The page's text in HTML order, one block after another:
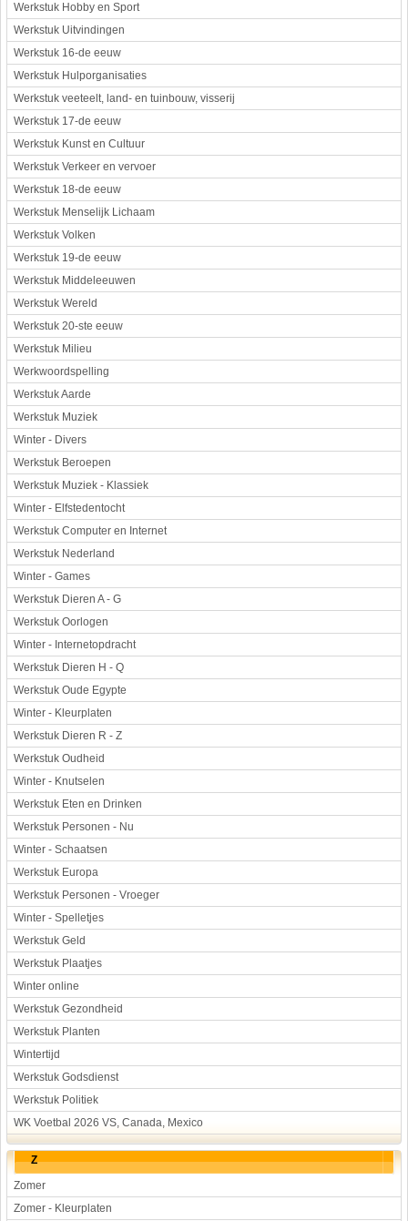
Werkstuk Hobby en Sport
Werkstuk Uitvindingen
Werkstuk 16-de eeuw
Werkstuk Hulporganisaties
Werkstuk veeteelt, land- en tuinbouw, visserij
Werkstuk 17-de eeuw
Werkstuk Kunst en Cultuur
Werkstuk Verkeer en vervoer
Werkstuk 18-de eeuw
Werkstuk Menselijk Lichaam
Werkstuk Volken
Werkstuk 19-de eeuw
Werkstuk Middeleeuwen
Werkstuk Wereld
Werkstuk 20-ste eeuw
Werkstuk Milieu
Werkwoordspelling
Werkstuk Aarde
Werkstuk Muziek
Winter - Divers
Werkstuk Beroepen
Werkstuk Muziek - Klassiek
Winter - Elfstedentocht
Werkstuk Computer en Internet
Werkstuk Nederland
Winter - Games
Werkstuk Dieren A - G
Werkstuk Oorlogen
Winter - Internetopdracht
Werkstuk Dieren H - Q
Werkstuk Oude Egypte
Winter - Kleurplaten
Werkstuk Dieren R - Z
Werkstuk Oudheid
Winter - Knutselen
Werkstuk Eten en Drinken
Werkstuk Personen - Nu
Winter - Schaatsen
Werkstuk Europa
Werkstuk Personen - Vroeger
Winter - Spelletjes
Werkstuk Geld
Werkstuk Plaatjes
Winter online
Werkstuk Gezondheid
Werkstuk Planten
Wintertijd
Werkstuk Godsdienst
Werkstuk Politiek
WK Voetbal 2026 VS, Canada, Mexico
Z
Zomer
Zomer - Kleurplaten